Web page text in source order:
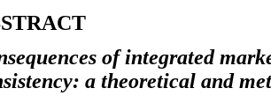
of integrated
a theoretical and